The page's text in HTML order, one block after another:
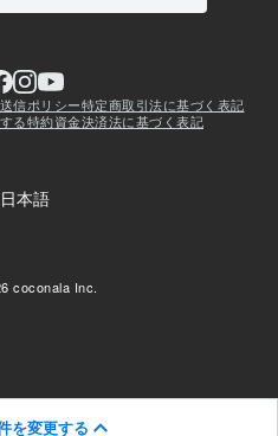
を変更する